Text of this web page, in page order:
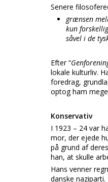
Senere
grænsen
kun
såvel i de
Efter “
lokale kulturliv.
foredrag,
optog ham
Konservativ
I 1923 – 24 var
mor, der ejede
på grund af
han, at skulle
Hans venner
danske naziparti.